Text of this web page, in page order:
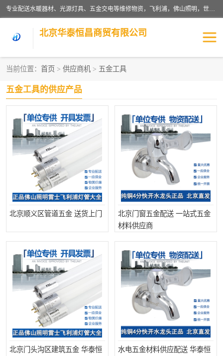
专业配送水暖器材、光源灯具、五金交电等维修物资，飞利浦，佛山照明，世达，博世，九牧，特陶等各产品涉及国内外知名品牌。公司专注与物业、学校、酒店、工厂等单位合作，提供一站式配送服务，降低客户综合成本。依托电子商务改变传统模式，以专业的团队为客户提供24H物资配送到达，货到月结、统一开票，便捷退换等服务，提高了企业的运营效率。
北京华泰恒昌商贸有限公司
当前位置： 首页 > 供应商机 > 五金工具
五金工具的供应产品
北京顺义区管道五金 送货上门
北京门窗五金配送 一站式五金
材料供应商
北京门头沟区建筑五金 华泰恒
水电五金材料供应配送 华泰恒
水暖阀门
五金工具